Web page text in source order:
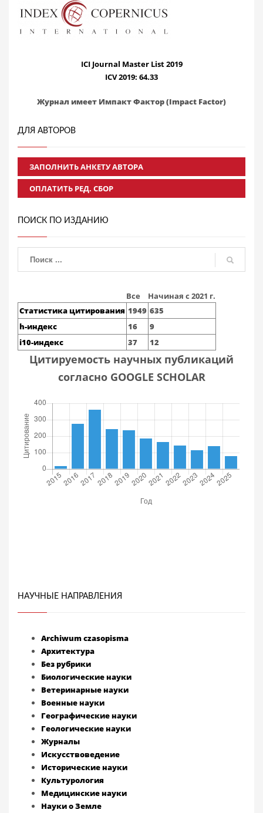
ICI Journal Master List 2019
ICV 2019: 64.33
Журнал имеет Импакт Фактор (Impact Factor)
ДЛЯ АВТОРОВ
ЗАПОЛНИТЬ АНКЕТУ АВТОРА
ОПЛАТИТЬ РЕД. СБОР
ПОИСК ПО ИЗДАНИЮ
Все
Начиная с 2021 г.
Статистика цитирования 1949 635
h-индекс
16
9
i10-индекс
37 12
Цитируемость научных публикаций
согласно GOOGLE SCHOLAR
НАУЧНЫЕ НАПРАВЛЕНИЯ
Archiwum czasopisma
Архитектура
Без рубрики
Биологические науки
Ветеринарные науки
Военные науки
Географические науки
Геологические науки
Журналы
Искусствоведение
Исторические науки
Культурология
Медицинские науки
Науки о Земле